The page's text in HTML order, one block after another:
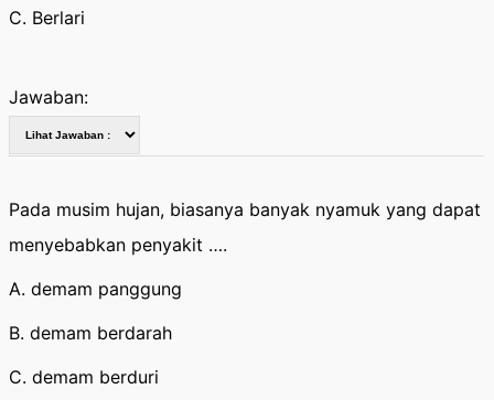
C. Berlari
Jawaban:
Pada musim hujan, biasanya banyak nyamuk yang dapat
menyebabkan penyakit ….
A. demam panggung
B. demam berdarah
C. demam berduri